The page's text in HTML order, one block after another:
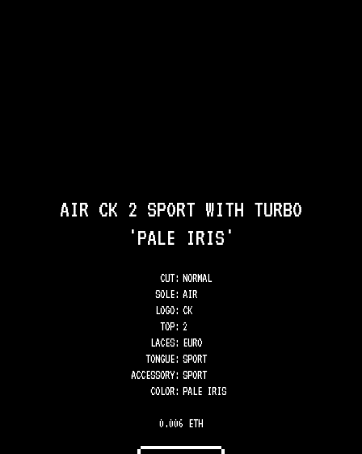
AIR CK 2 SPORT WITH TURBO
'PALE IRIS'
CUT: NORMAL
SOLE: AIR
LOGO: CK
TOP: 2
LACES: EURO
TONGUE: SPORT
ACCESSORY: SPORT
COLOR: PALE IRIS
0.006 ETH